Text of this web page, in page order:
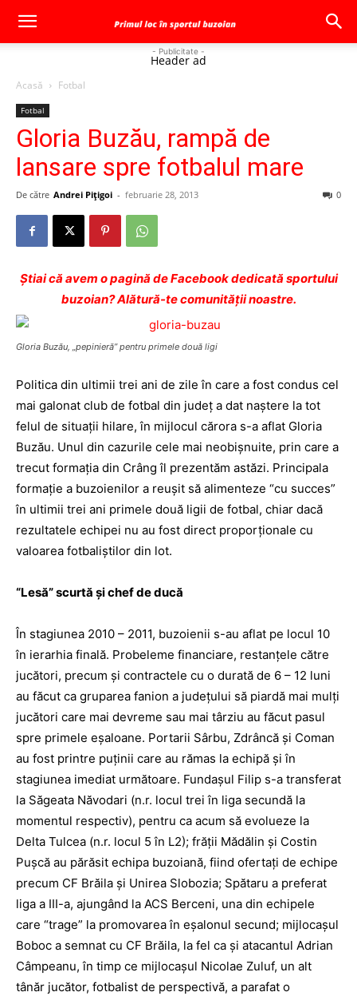
- Publicitate -
Header ad
Acasă Fotbal
Fotbal
Gloria Buzău, rampă de
lansare spre fotbalul mare
De către Andrei Pițigoi - februarie 28, 2013 0
Ştiai că avem o pagină de Facebook dedicată sportului
buzoian? Alătură-te comunității noastre.
Gloria Buzău, „pepinieră” pentru primele două ligi
Politica din ultimii trei ani de zile în care a fost condus cel
mai galonat club de fotbal din judeţ a dat naştere la tot
felul de situaţii hilare, în mijlocul cărora s-a aflat Gloria
Buzău. Unul din cazurile cele mai neobişnuite, prin care a
trecut formaţia din Crâng îl prezentăm astăzi. Principala
formaţie a buzoienilor a reuşit să alimenteze “cu succes”
în ultimii trei ani primele două ligii de fotbal, chiar dacă
rezultatele echipei nu au fost direct proporţionale cu
valoarea fotbaliştilor din lot.
“Lesă” scurtă şi chef de ducă
În stagiunea 2010 – 2011, buzoienii s-au aflat pe locul 10
în ierarhia finală. Probeleme financiare, restanţele către
jucători, precum şi contractele cu o durată de 6 – 12 luni
au făcut ca gruparea fanion a judeţului să piardă mai mulţi
jucători care mai devreme sau mai târziu au făcut pasul
spre primele eşaloane. Portarii Sârbu, Zdrâncă şi Coman
au fost printre puţinii care au rămas la echipă şi în
stagiunea imediat următoare. Fundaşul Filip s-a transferat
la Săgeata Năvodari (n.r. locul trei în liga secundă la
momentul respectiv), pentru ca acum să evolueze la
Delta Tulcea (n.r. locul 5 în L2); frăţii Mădălin şi Costin
Puşcă au părăsit echipa buzoiană, fiind ofertaţi de echipe
precum CF Brăila şi Unirea Slobozia; Spătaru a preferat
liga a III-a, ajungând la ACS Berceni, una din echipele
care “trage” la promovarea în eşalonul secund; mijlocaşul
Boboc a semnat cu CF Brăila, la fel ca şi atacantul Adrian
Câmpeanu, în timp ce mijlocaşul Nicolae Zuluf, un alt
tânăr jucător, fotbalist de perspectivă, a parafat o